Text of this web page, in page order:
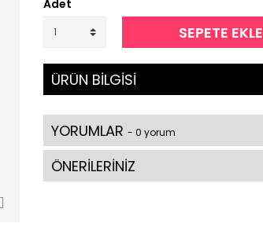
Adet
SEPETE EKLE
ÜRÜN BİLGİSİ
YORUMLAR - 0 yorum
ÖNERİLERİNİZ